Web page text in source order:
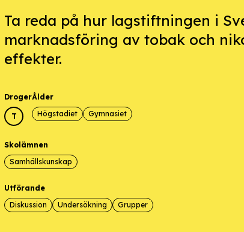
Ta reda på hur lagstiftningen i
marknadsföring av tobak och
effekter.
Droger
T
Ålder
Högstadiet
Gymnasiet
Skolämnen
Samhällskunskap
Utförande
Diskussion
Undersökning Grupper